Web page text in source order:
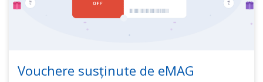
Vouchere susținute de eMAG